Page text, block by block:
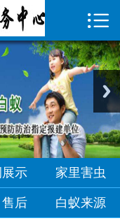
 首页
关于我们
案例展示
家里害虫
产品展示
行业知识库

示 家里害虫
后 白蚁来源